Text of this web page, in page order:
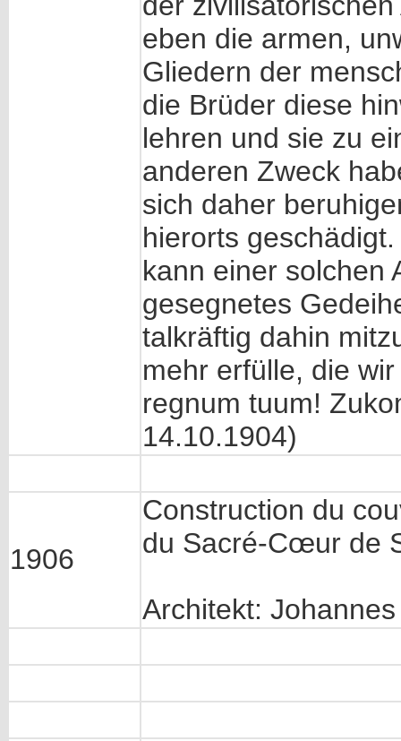
eben die armen,
Gliedern der
die Brüder diese
lehren und sie zu
anderen Zweck
sich daher
hierorts
kann einer solchen
gesegnetes
talkräftig dahin
mehr erfülle, die
regnum tuum!
14.10.1904)
1906
Construction du
du Sacré-Cœur de
Architekt: